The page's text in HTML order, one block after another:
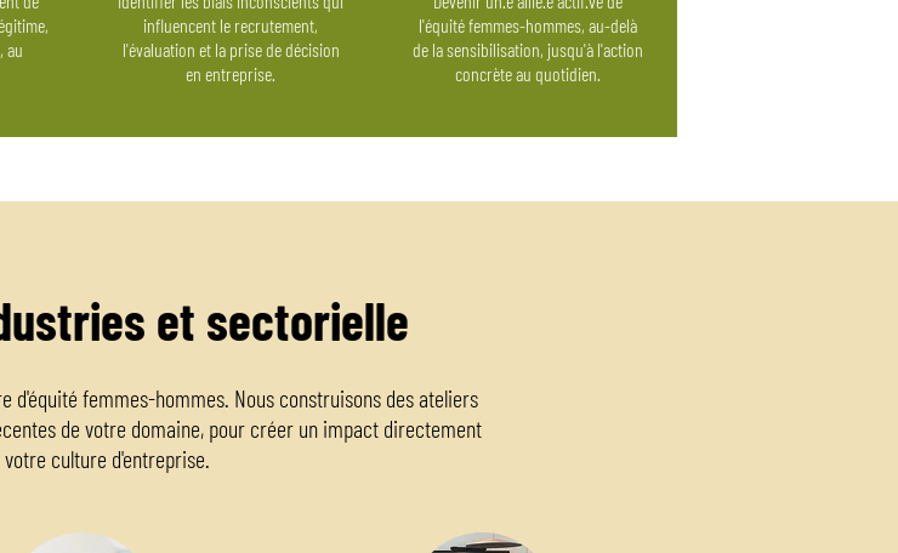
au
influencent le recrutement,
l'évaluation et la prise de décision
en entreprise.
l'équité femmes-hommes, au-delà
de la sensibilisation, jusqu'à l'action
concrète au quotidien.
et sectorielle
d'équité femmes-hommes. Nous construisons des ateliers
de votre domaine, pour créer un impact directement
culture d'entreprise.